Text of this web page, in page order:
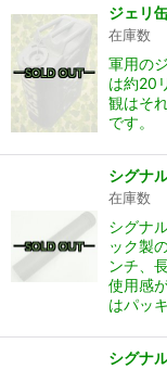
ジェリ
在庫数
軍用の
は約20
観はそ
です。
シグナ
在庫数
シグナ
ック製
ンチ、
使用感
はパッ
シグナ